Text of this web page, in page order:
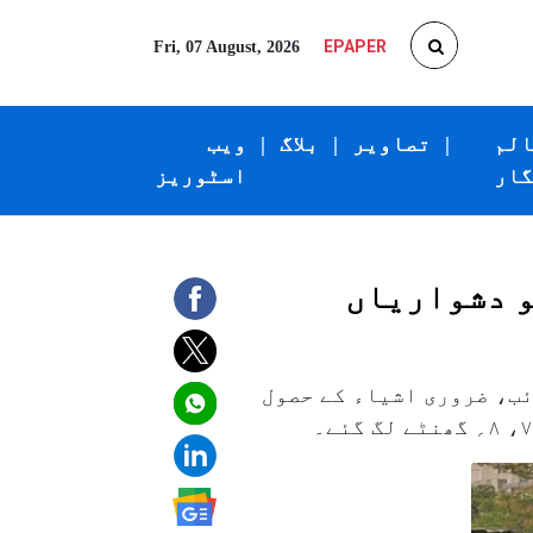
Fri, 07 August, 2026 EPAPER
ویب
اسٹوریز
| بلاگ | تصاویر |
دشواریاں
ضروری اشیاء کے حصول